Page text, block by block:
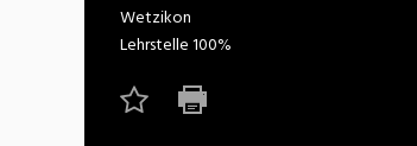
Wetzikon
Lehrstelle100%